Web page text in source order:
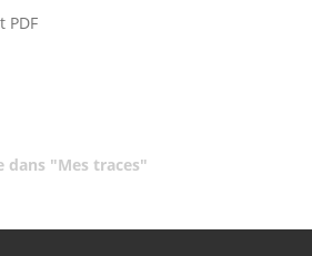
PDF
dans "Mes traces"